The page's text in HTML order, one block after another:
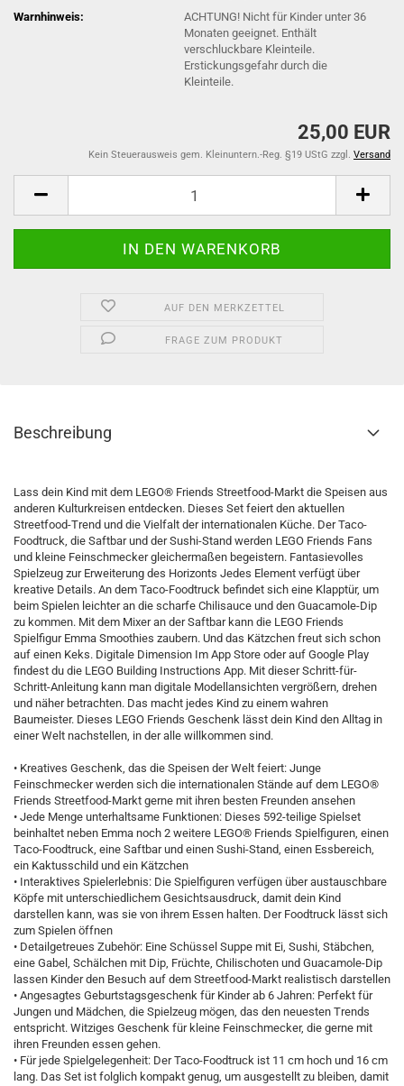
Warnhinweis:
ACHTUNG! Nicht für Kinder unter 36
Monaten geeignet. Enthält
verschluckbare Kleinteile.
Erstickungsgefahr durch die
Kleinteile.
25,00 EUR
Kein Steuerausweis gem. Kleinuntern.-Reg. §19 UStG zzgl. Versand
AUF DEN MERKZETTEL
FRAGE ZUM PRODUKT
Beschreibung
Lass dein Kind mit dem LEGO® Friends Streetfood-Markt die Speisen aus
anderen Kulturkreisen entdecken. Dieses Set feiert den aktuellen
Streetfood-Trend und die Vielfalt der internationalen Küche. Der Taco-
Foodtruck, die Saftbar und der Sushi-Stand werden LEGO Friends Fans
und kleine Feinschmecker gleichermaßen begeistern. Fantasievolles
Spielzeug zur Erweiterung des Horizonts Jedes Element verfügt über
kreative Details. An dem Taco-Foodtruck befindet sich eine Klapptür, um
beim Spielen leichter an die scharfe Chilisauce und den Guacamole-Dip
zu kommen. Mit dem Mixer an der Saftbar kann die LEGO Friends
Spielfigur Emma Smoothies zaubern. Und das Kätzchen freut sich schon
auf einen Keks. Digitale Dimension Im App Store oder auf Google Play
findest du die LEGO Building Instructions App. Mit dieser Schritt-für-
Schritt-Anleitung kann man digitale Modellansichten vergrößern, drehen
und näher betrachten. Das macht jedes Kind zu einem wahren
Baumeister. Dieses LEGO Friends Geschenk lässt dein Kind den Alltag in
einer Welt nachstellen, in der alle willkommen sind.
• Kreatives Geschenk, das die Speisen der Welt feiert: Junge
Feinschmecker werden sich die internationalen Stände auf dem LEGO®
Friends Streetfood-Markt gerne mit ihren besten Freunden ansehen
• Jede Menge unterhaltsame Funktionen: Dieses 592-teilige Spielset
beinhaltet neben Emma noch 2 weitere LEGO® Friends Spielfiguren, einen
Taco-Foodtruck, eine Saftbar und einen Sushi-Stand, einen Essbereich,
ein Kaktusschild und ein Kätzchen
• Interaktives Spielerlebnis: Die Spielfiguren verfügen über austauschbare
Köpfe mit unterschiedlichem Gesichtsausdruck, damit dein Kind
darstellen kann, was sie von ihrem Essen halten. Der Foodtruck lässt sich
zum Spielen öffnen
• Detailgetreues Zubehör: Eine Schüssel Suppe mit Ei, Sushi, Stäbchen,
eine Gabel, Schälchen mit Dip, Früchte, Chilischoten und Guacamole-Dip
lassen Kinder den Besuch auf dem Streetfood-Markt realistisch darstellen
• Angesagtes Geburtstagsgeschenk für Kinder ab 6 Jahren: Perfekt für
Jungen und Mädchen, die Spielzeug mögen, das den neuesten Trends
entspricht. Witziges Geschenk für kleine Feinschmecker, die gerne mit
ihren Freunden essen gehen.
• Für jede Spielgelegenheit: Der Taco-Foodtruck ist 11 cm hoch und 16 cm
lang. Das Set ist folglich kompakt genug, um ausgestellt zu bleiben, damit